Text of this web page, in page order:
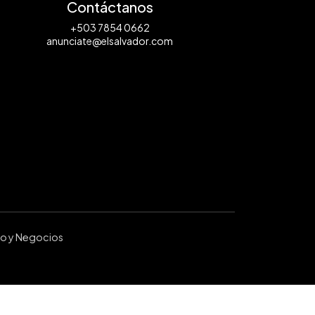
Contáctanos
+503 7854 0662
anunciate@elsalvador.com
y Negocios